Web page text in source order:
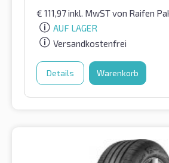
€ 111,97inkl. MwSTvon Raifen
AUF LAGER
Versandkostenfrei
Details Warenkorb